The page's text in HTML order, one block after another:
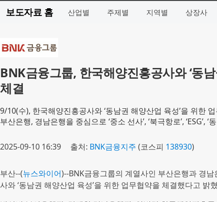
보도자료 홈 산업별 주제별 지역별 상장사
BNK금융그룹, 한국해양진흥공사와 ‘동
체결
9/10(수), 한국해양진흥공사와 ‘동남권 해양산업 육성’을 위한
부산은행, 경남은행을 중심으로 ‘중소 선사’, ‘북극항로’, ‘ESG’, ‘
2025-09-10 16:39 출처: BNK금융지주 (코스피 138930)
부산--(뉴스와이어)--BNK금융그룹의 계열사인 부산은행과 경
사와 ‘동남권 해양산업 육성’을 위한 업무협약을 체결했다고 밝